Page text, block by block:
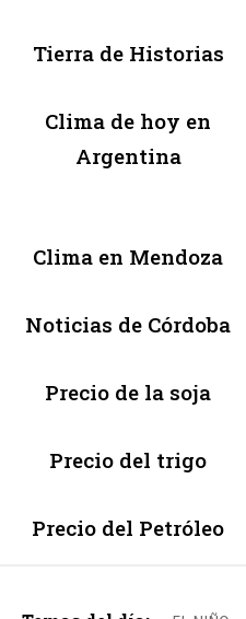
Tierra de Historias
Clima de hoy en
Argentina
Clima en Mendoza
Noticias de Córdoba
Precio de la soja
Precio del trigo
Precio del Petróleo